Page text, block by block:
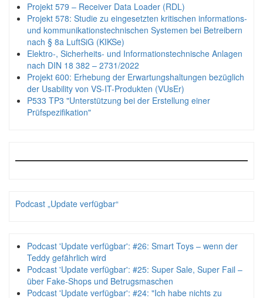
Projekt 579 – Receiver Data Loader (RDL)
Projekt 578: Studie zu eingesetzten kritischen informations-
und kommunikationstechnischen Systemen bei Betreibern
nach § 8a LuftSiG (KIKSe)
Elektro-, Sicherheits- und Informationstechnische Anlagen
nach DIN 18 382 – 2731/2022
Projekt 600: Erhebung der Erwartungshaltungen bezüglich
der Usability von VS-IT-Produkten (VUsEr)
P533 TP3 "Unterstützung bei der Erstellung einer
Prüfspezifikation"
Podcast „Update verfügbar“
Podcast 'Update verfügbar': #26: Smart Toys – wenn der
Teddy gefährlich wird
Podcast 'Update verfügbar': #25: Super Sale, Super Fail –
über Fake-Shops und Betrugsmaschen
Podcast 'Update verfügbar': #24: "Ich habe nichts zu